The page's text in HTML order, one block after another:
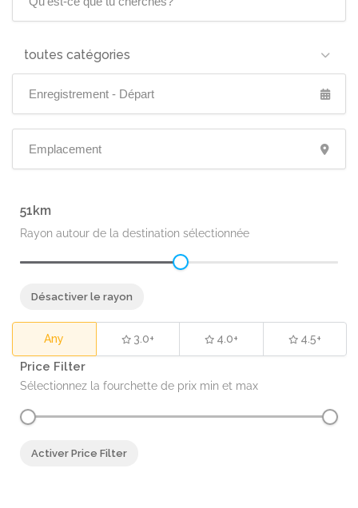
toutes catégories
51
Rayon autour de la destination sélectionnée
Désactiver le rayon
Any 3.0+ 4.0+ 4.5+
Price Filter
Sélectionnez la fourchette de prix min et max
Activer Price Filter